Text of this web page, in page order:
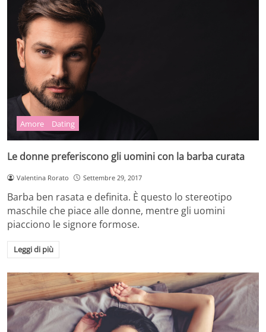
Amore Dating
Le donne preferiscono gli uomini con la barba curata
Valentina Rorato Settembre 29, 2017
Barba ben rasata e definita. È questo lo stereotipo
maschile che piace alle donne, mentre gli uomini
piacciono le signore formose.
Leggi di più